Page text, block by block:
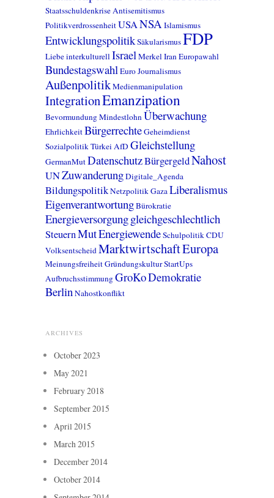
StaatsschuldenkriseAntisemitismus
PolitikverdrossenheitUSANSA Islamismus
EntwicklungspolitikSäkularismusFDP
LiebeinterkulturellIsraelMerkelIranEuropawahl
BundestagswahlEuroJournalismus
AußenpolitikMedienmanipulation
IntegrationEmanzipation
BevormundungMindestlohnÜberwachung
EhrlichkeitBürgerrechteGeheimdienst
SozialpolitikTürkei AfD Gleichstellung
GermanMutDatenschutzBürgergeldNahost
UNZuwanderungDigitale_Agenda
BildungspolitikNetzpolitikGazaLiberalismus
EigenverantwortungBürokratie
Energieversorgunggleichgeschlechtlich
SteuernMutEnergiewendeSchulpolitikCDU
VolksentscheidMarktwirtschaftEuropa
MeinungsfreiheitGründungskulturStartUps
AufbruchsstimmungGroKoDemokratie
BerlinNahostkonflikt
ARCHIVES
October 2023
May 2021
February 2018
September 2015
April 2015
March 2015
December 2014
October 2014